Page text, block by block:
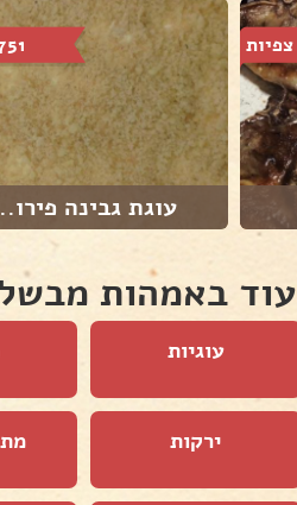
751
עוגת גבינה
עוד באמהות
עוגיות
ירקות